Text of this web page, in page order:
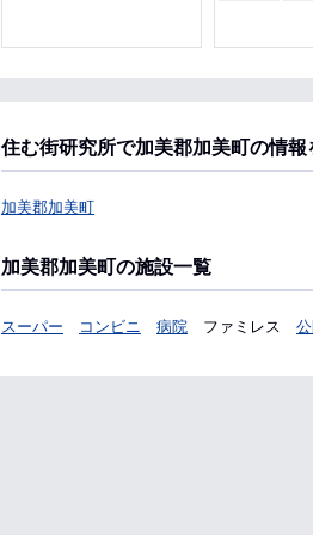
住む街研究所で加美郡加美町の情報
加美郡加美町
加美郡加美町の施設一覧
スーパー コンビニ 病院 ファミレス